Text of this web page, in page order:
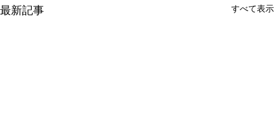
最新記事 すべて表示